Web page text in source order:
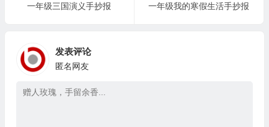
一年级三国演义手抄报
一年级我的寒假生活手抄报
发表评论
匿名网友